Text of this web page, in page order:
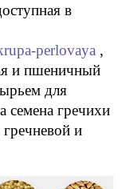
в
perlovaya ,
и пшеничный
для
семена гречихи
и